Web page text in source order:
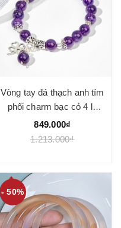
Vòng tay đá thạch anh tím
phối charm bạc cỏ 4 lá
mẫu VC0127
849.000₫
1.213.000₫
- 50%